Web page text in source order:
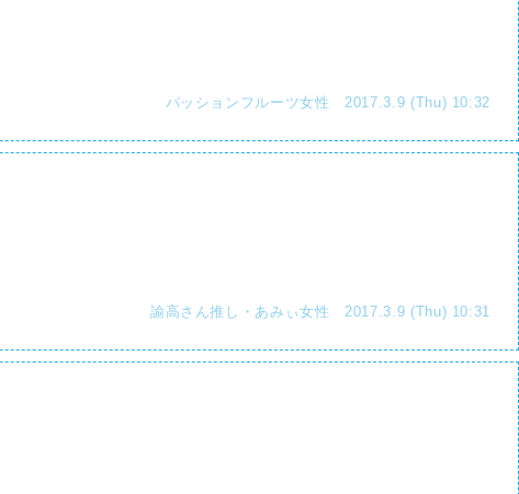
パッションフルーツ女性 2017.3.9 (Thu) 10:32
諭高さん推し・あみぃ女性 2017.3.9 (Thu) 10:31